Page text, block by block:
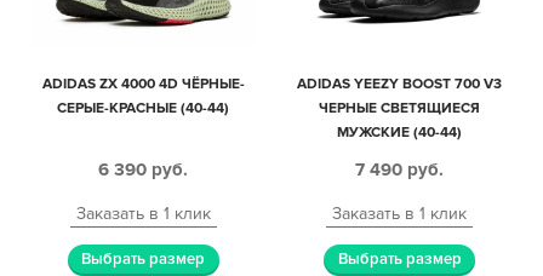
ADIDAS ZX 4000 4D ЧЁРНЫЕ-
СЕРЫЕ-КРАСНЫЕ (40-44)
6 390 руб.
Заказать в 1 клик
Выбрать размер
ADIDAS YEEZY BOOST 700 V3
ЧЕРНЫЕ СВЕТЯЩИЕСЯ
МУЖСКИЕ (40-44)
7 490 руб.
Заказать в 1 клик
Выбрать размер